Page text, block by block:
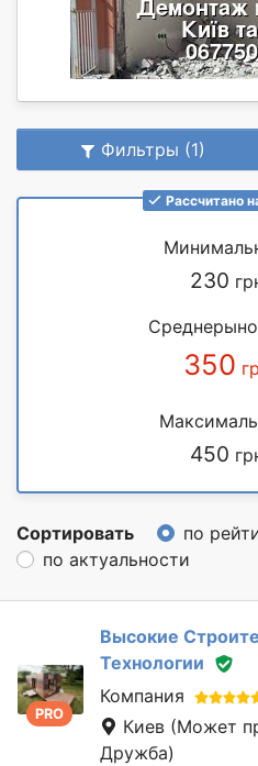
Фильтры (1)
Рассчитано
230
350
450
Сортировать по
по актуальности
PRO
Высокие
Технологии
Компания
Киев (Может
Дружба)